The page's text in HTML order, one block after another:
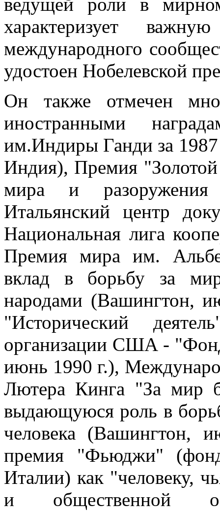
ведущей роли в
характеризует
международного
удостоен Нобелевской
Он также отмечен
иностранными
им.Индиры Ганди за 1987
Индия), Премия "Золотой
мира и разоружения
Итальянский центр
Национальная лига
Премия мира им.
вклад в борьбу за
народами (Вашингтон,
"Исторический
организации США -
июнь 1990 г.),
Лютера Кинга "За мир
выдающуюся роль в
человека (Вашингтон,
премия "Фьюджи"
Италии) как "человеку,
и общественной